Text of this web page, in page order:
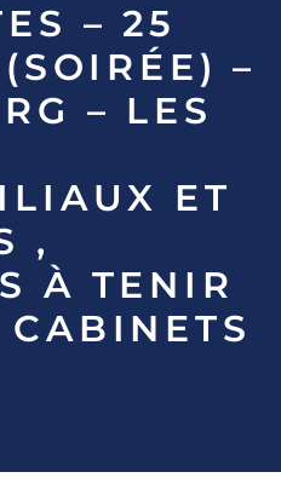
– 25
–
– LES
ET
,
À TENIR